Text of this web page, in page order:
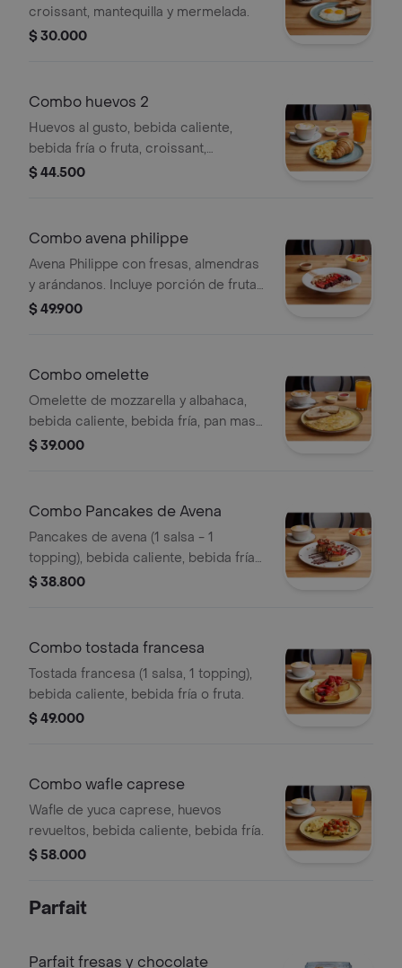
croissant, mantequilla y mermelada.
$ 30.000
Combo huevos 2
Huevos al gusto, bebida caliente,
bebida fría o fruta, croissant,
mantequilla y mermelada.
$ 44.500
Combo avena philippe
Avena Philippe con fresas, almendras
y arándanos. Incluye porción de fruta
y bebida fría.
$ 49.900
Combo omelette
Omelette de mozzarella y albahaca,
bebida caliente, bebida fría, pan masa
madre (tajada), mantequilla y
$ 39.000
Combo Pancakes de Avena
Pancakes de avena (1 salsa - 1
topping), bebida caliente, bebida fría
o fruta .
$ 38.800
Combo tostada francesa
Tostada francesa (1 salsa, 1 topping),
bebida caliente, bebida fría o fruta.
$ 49.000
Combo wafle caprese
Wafle de yuca caprese, huevos
revueltos, bebida caliente, bebida fría.
$ 58.000
Parfait
Parfait fresas y chocolate